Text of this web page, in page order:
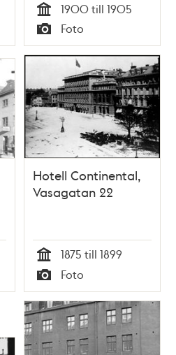
Tid
1900 till 1905
Typ
Foto
Hotell Continental,
Vasagatan 22
Tid
1875 till 1899
Typ
Foto